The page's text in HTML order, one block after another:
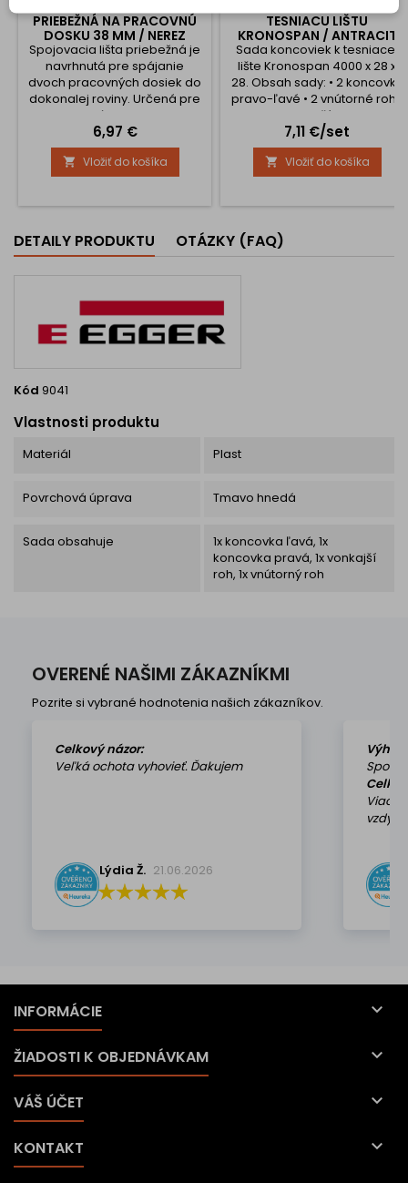
PRIEBEŽNÁ NA PRACOVNÚ
DOSKU 38 MM / NEREZ
Spojovacia lišta priebežná je
navrhnutá pre spájanie
dvoch pracovných dosiek do
dokonalej roviny. Určená pre
dosky s hrúbkou 38 mm a
predným radiusom 3 mm,
táto lišta zabezpečuje pevný,
estetický a stabilný spoj, ktorý
ideálne zakryje 9 mm
roviny – ideálna pre
Cena
6,97 €
 Vložiť do košíka
TESNIACU LIŠTU
KRONOSPAN / ANTRACIT
Sada koncoviek k tesniacej
lište Kronospan 4000 x 28 x
28. Obsah sady: • 2 koncovky
pravo-ľavé • 2 vnútorné rohy
90° • 1 vonkajší roh 90° • 1
vnútorný roh135°
Cena
7,11 €/set
 Vložiť do košíka
DETAILY PRODUKTU OTÁZKY (FAQ)
Kód 9041
Vlastnosti produktu
Materiál Plast
Povrchová úprava Tmavo hnedá
Sada obsahuje
1x koncovka ľavá, 1x
koncovka pravá, 1x vonkajší
roh, 1x vnútorný roh
OVERENÉ NAŠIMI ZÁKAZNÍKMI
Pozrite si vybrané hodnotenia našich zákazníkov.
Celkový názor:
Veľká ochota vyhovieť. Ďakujem
Lýdia Ž. 21.06.2026
vzdy k
INFORMÁCIE 
ŽIADOSTI K OBJEDNÁVKAM 
VÁŠ ÚČET 
KONTAKT 